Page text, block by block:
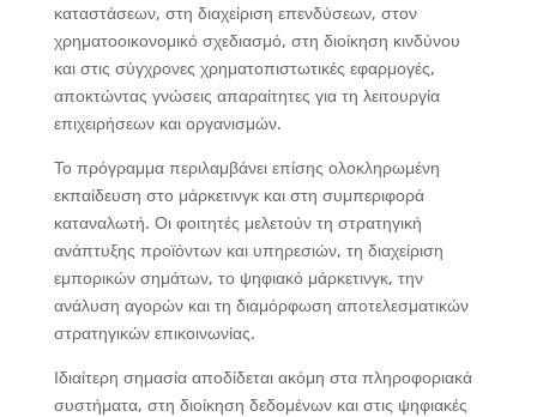
καταστάσεων, στη διαχείριση επενδύσεων, στον
χρηματοοικονομικό σχεδιασμό, στη διοίκηση κινδύνου
και στις σύγχρονες χρηματοπιστωτικές εφαρμογές,
αποκτώντας γνώσεις απαραίτητες για τη λειτουργία
επιχειρήσεων και οργανισμών.
Το πρόγραμμα περιλαμβάνει επίσης ολοκληρωμένη
εκπαίδευση στο μάρκετινγκ και στη συμπεριφορά
καταναλωτή. Οι φοιτητές μελετούν τη στρατηγική
ανάπτυξης προϊόντων και υπηρεσιών, τη διαχείριση
εμπορικών σημάτων, το ψηφιακό μάρκετινγκ, την
ανάλυση αγορών και τη διαμόρφωση αποτελεσματικών
στρατηγικών επικοινωνίας.
Ιδιαίτερη σημασία αποδίδεται ακόμη στα πληροφοριακά
συστήματα, στη διοίκηση δεδομένων και στις ψηφιακές